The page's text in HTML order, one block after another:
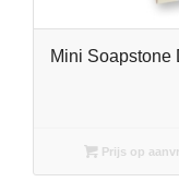
Mini Soapstone
Prijs op